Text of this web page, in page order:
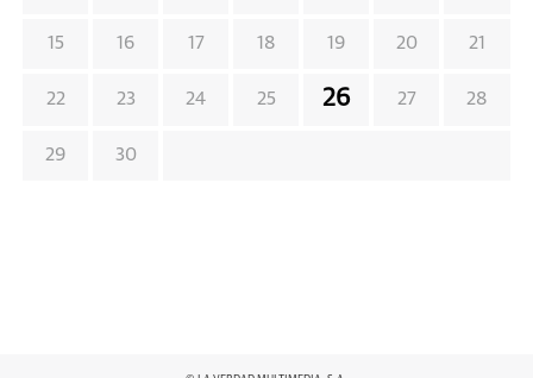
15 16 17 18 19 20 21
22 23 24 25 26 27 28
29 30